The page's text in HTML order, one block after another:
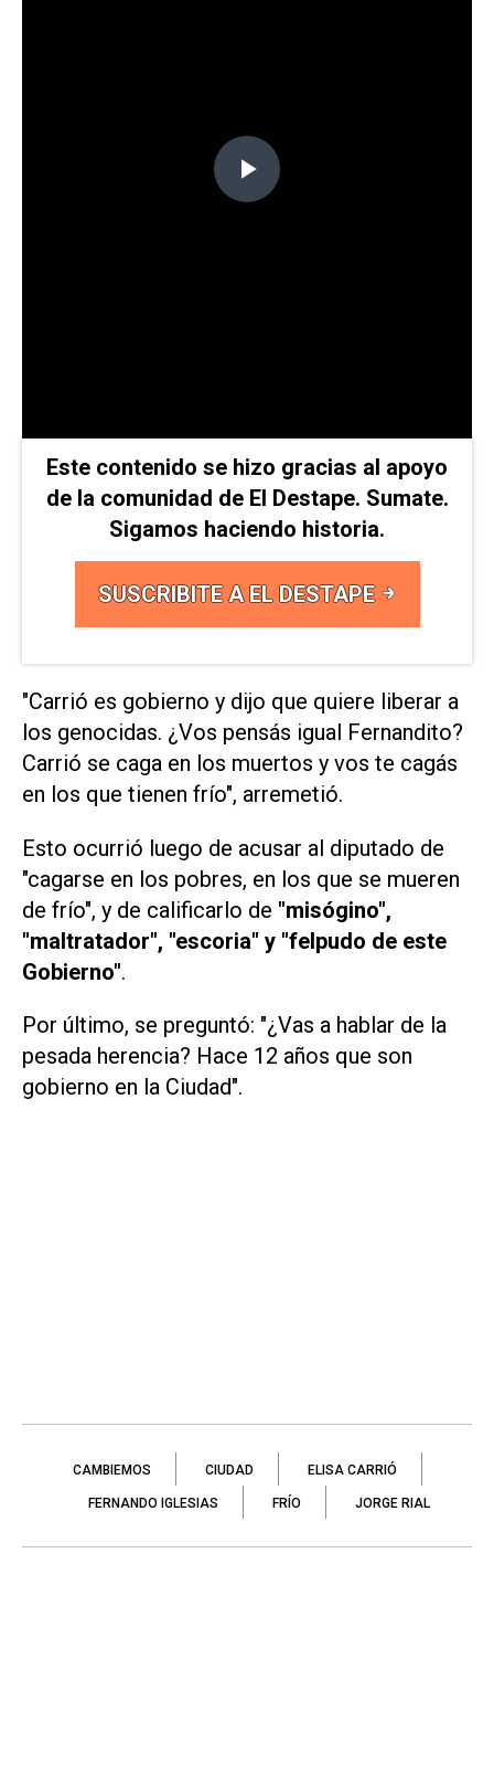
Este contenido se hizo gracias al apoyo
de la comunidad de El Destape. Sumate.
Sigamos haciendo historia.
SUSCRIBITE A EL DESTAPE
"Carrió es gobierno y dijo que quiere liberar a
los genocidas. ¿Vos pensás igual Fernandito?
Carrió se caga en los muertos y vos te cagás
en los que tienen frío", arremetió.
Esto ocurrió luego de acusar al diputado de
"cagarse en los pobres, en los que se mueren
de frío", y de calificarlo de "misógino",
"maltratador", "escoria" y "felpudo de este
Gobierno".
Por último, se preguntó: "¿Vas a hablar de la
pesada herencia? Hace 12 años que son
gobierno en la Ciudad".
CAMBIEMOS CIUDAD ELISA CARRIÓ
FERNANDO IGLESIAS FRÍO JORGE RIAL